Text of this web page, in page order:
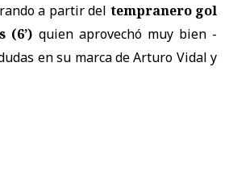
a partir del tempranero gol
(6’) quien aprovechó muy bien -
en su marca de Arturo Vidal y